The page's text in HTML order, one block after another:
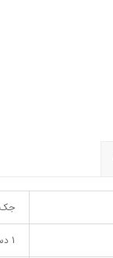
جک
1 دست